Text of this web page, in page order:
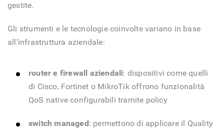
gestite.
Gli strumenti e le tecnologie coinvolte variano in base
all’infrastruttura aziendale:
router e firewall aziendali: dispositivi come quelli
di Cisco, Fortinet o MikroTik offrono funzionalità
QoS native configurabili tramite policy
switch managed: permettono di applicare il Quality